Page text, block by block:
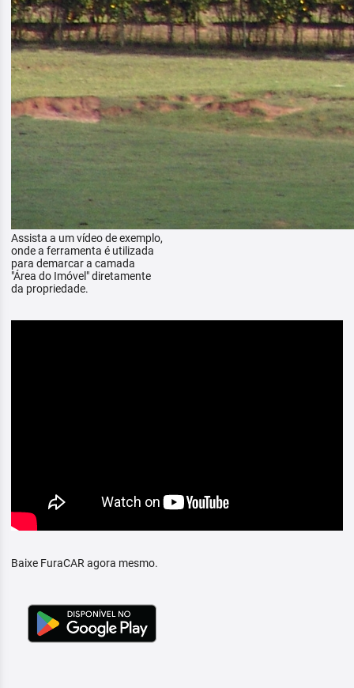
Assista a um vídeo de exemplo,
onde a ferramenta é utilizada
para demarcar a camada
"Área do Imóvel" diretamente
da propriedade.
Baixe FuraCAR agora mesmo.